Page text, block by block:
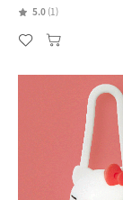
5.0 (1)